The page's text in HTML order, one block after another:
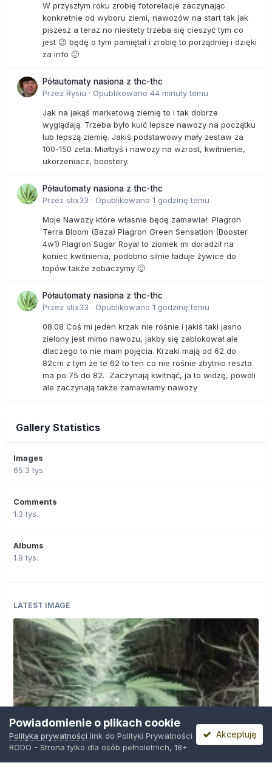
W przyszłym roku zrobię fotorelacje zaczynając
konkretnie od wyboru ziemi, nawozów na start tak jak
piszesz a teraz no niestety trzeba się cieszyć tym co
jest 😉 będę o tym pamiętał i zrobię to porządniej i dzięki
za info 🙂
Półautomaty nasiona z thc-thc
Przez Rysiu · Opublikowano 44 minuty temu
Jak na jakąś marketową ziemię to i tak dobrze
wyglądają. Trzeba było kuić lepsze nawozy na początku
lub lepszą ziemię. Jakiś podstawowy mały zestaw za
100-150 zeta. Miałbyś i nawozy na wzrost, kwitnienie,
ukorzeniacz, boostery.
Półautomaty nasiona z thc-thc
Przez stix33 · Opublikowano 1 godzinę temu
Moje Nawozy które własnie będę zamawiał Plagron
Terra Bloom (Baza) Plagron Green Sensation (Booster
4w1) Plagron Sugar Royal to ziomek mi doradził na
koniec kwitnienia, podobno silnie ładuje żywice do
topów także zobaczymy 🙂
Półautomaty nasiona z thc-thc
Przez stix33 · Opublikowano 1 godzinę temu
08.08 Coś mi jeden krzak nie rośnie i jakiś taki jasno
zielony jest mimo nawozu, jakby się zablokował ale
dlaczego to nie mam pojęcia. Krzaki mają od 62 do
82cm z tym że te 62 to ten co nie rośnie zbytnio reszta
ma po 75 do 82. Zaczynają kwitnąć, ja to widzę, powoli
ale zaczynają także zamawiamy nawozy
Gallery Statistics
Images
65.3 tys.
Comments
1.3 tys.
Albums
1.9 tys.
LATEST IMAGE
Powiadomienie o plikach cookie
Polityka prywatności link do Polityki Prywatności
RODO - Strona tylko dla osób pełnoletnich, 18+
Akceptuję